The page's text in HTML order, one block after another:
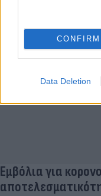
CONFIRM
Data Deletion
Εμβόλια για